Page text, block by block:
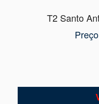
T2 Santo